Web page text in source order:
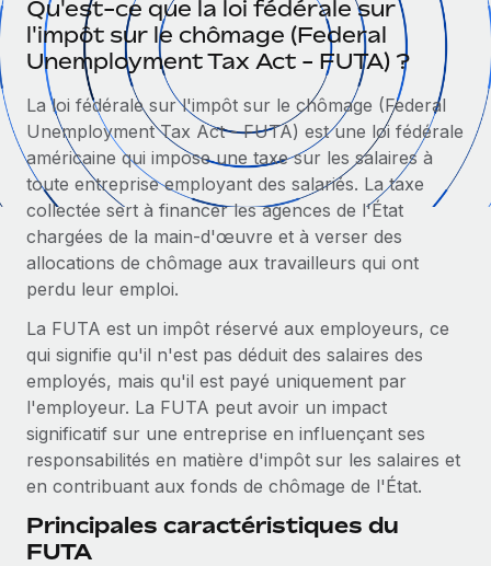
Gestion des freelances
Intégrez et gérez vos freelances partout dans le monde
PEO
Sous-traitez les opérations complexes liées à l’emploi
INFRASTRUCTURE
Intégration Remote
Intégrez vos RH aux flux de travail en toute simplicité
Plateforme
Connecter Nouveau
Connectez n'importe quel outil d’IA à Remote grâce à
notre MCP
Intégrations
Rationalisez vos processus avec des outils essentiels
SERVICES
Comparer Remote
Examinez notre service par rapport aux autres
CROISSANCE
Start-ups
Des solutions agiles et internationales pour les RH et la
paie des entreprises en pleine croissance
Entreprises intermédiaires
Développez vos équipes avec des solutions RH sur
mesure
Entreprise
Les RH à l’international pour les grandes entreprises
TRAVAILLONS ENSEMBLE
Partenaires stratégiques de la tech
Devenir partenaire
pays
Calculateur de paiement des freelances
Découvrez les devises disponibles et les vitesses de
paiement pour vos freelances internationaux
APPRENDRE AVEC REMOTE
Recherche et guides
Études de cas
Glossaire RH
Checklists et modèles
Descriptions de postes
Webinaires
Événements
Salle de presse
Nederlands
Français
Deutsch
Español
Italiano
Português (Portugal)
日本語
한국어
中文（简体）
Connexion
Qu'est-ce que la loi fédérale sur
l'impôt sur le chômage (Federal
Unemployment Tax Act - FUTA) ?
La loi fédérale sur l'impôt sur le chômage (Federal
Unemployment Tax Act - FUTA) est une loi fédérale
américaine qui impose une taxe sur les salaires à
toute entreprise employant des salariés. La taxe
collectée sert à financer les agences de l'État
chargées de la main-d'œuvre et à verser des
allocations de chômage aux travailleurs qui ont
perdu leur emploi.
La FUTA est un impôt réservé aux employeurs, ce
qui signifie qu'il n'est pas déduit des salaires des
employés, mais qu'il est payé uniquement par
l'employeur. La FUTA peut avoir un impact
significatif sur une entreprise en influençant ses
responsabilités en matière d'impôt sur les salaires et
en contribuant aux fonds de chômage de l'État.
Principales caractéristiques du
FUTA